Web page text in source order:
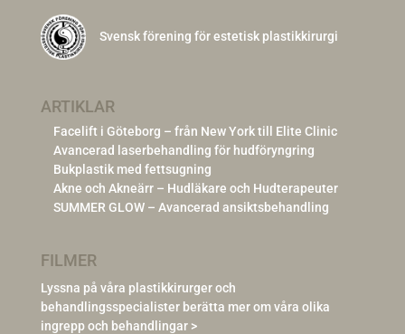
Svensk förening för estetisk plastikkirurgi
ARTIKLAR
Facelift i Göteborg – från New York till Elite Clinic
Avancerad laserbehandling för hudföryngring
Bukplastik med fettsugning
Akne och Akneärr – Hudläkare och Hudterapeuter
SUMMER GLOW – Avancerad ansiktsbehandling
FILMER
Lyssna på våra plastikkirurger och
behandlingsspecialister berätta mer om våra olika
ingrepp och behandlingar >